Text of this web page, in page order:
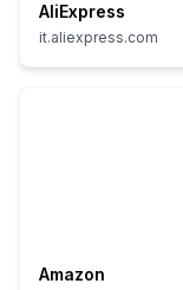
AliExpress
it.aliexpress.com
Amazon